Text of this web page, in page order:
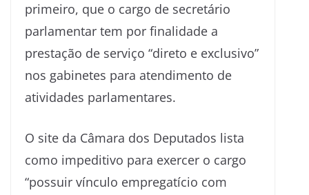
primeiro, que o cargo de secretário
parlamentar tem por finalidade a
prestação de serviço “direto e exclusivo”
nos gabinetes para atendimento de
atividades parlamentares.
O site da Câmara dos Deputados lista
como impeditivo para exercer o cargo
“possuir vínculo empregatício com